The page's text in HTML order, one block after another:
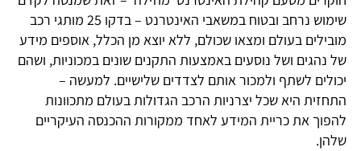
שימוש נרחב ובטוח במשאבי האינטרנט – בדקו 25 מותגי רכב
מובילים בעולם ומצאו שכולם, ללא יוצא מן הכלל, אוספים מידע
של נהגים ושל נוסעים באמצעות התקנים שונים במכוניות, ושהם
יכולים לשתף ולמכור אותם לצדדים שלישיים. למעשה –
התחזית היא שכל יצרניות הרכב הגדולות בעולם מתכוונות
להפוך את כריית המידע לאחד ממקורות ההכנסה העיקריים
שלהן.